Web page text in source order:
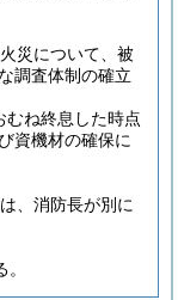
災について、被
調査体制の確立
むね終息した時点
資機材の確保に
、消防長が別に